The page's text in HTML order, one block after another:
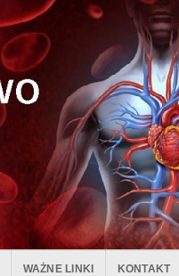
WAŻNE LINKI KONTAKT